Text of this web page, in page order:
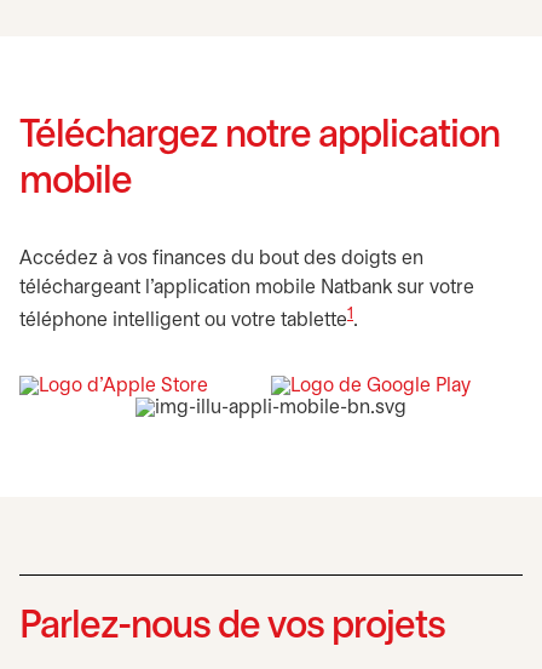
Téléchargez notre application
mobile
Accédez à vos finances du bout des doigts en
téléchargeant l’application mobile Natbank sur votre
téléphone intelligent ou votre tablette1 .
s’ouvre dans un nouvel onglet
Parlez-nous de vos projets